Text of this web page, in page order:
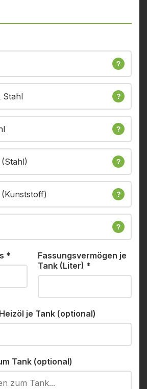
?
Stahl ?
?
?
?
?
*
Fassungsvermögen je
Tank (Liter) *
je Tank (optional)
Tank (optional)